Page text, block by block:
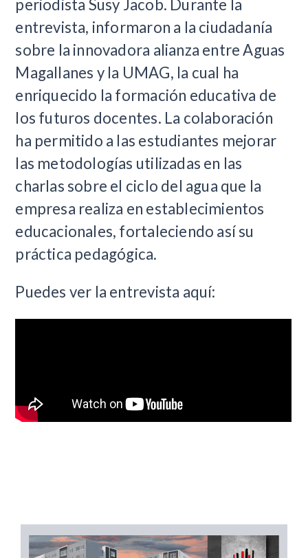
periodista Susy Jacob. Durante la
entrevista, informaron a la ciudadanía
sobre la innovadora alianza entre Aguas
Magallanes y la UMAG, la cual ha
enriquecido la formación educativa de
los futuros docentes. La colaboración
ha permitido a las estudiantes mejorar
las metodologías utilizadas en las
charlas sobre el ciclo del agua que la
empresa realiza en establecimientos
educacionales, fortaleciendo así su
práctica pedagógica.
Puedes ver la entrevista aquí: